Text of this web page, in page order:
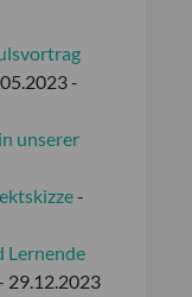
-
unserer
-
Lernende
29.12.2023